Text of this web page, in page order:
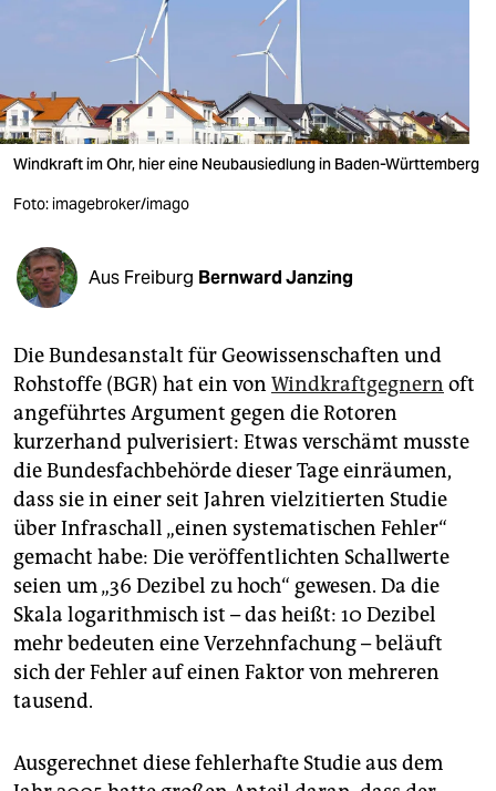
wahrheit
verlag
shop
fragen & hilfe
unterstützen
abo
genossenschaft
epaper login
Windkraft im Ohr, hier eine Neubausiedlung in Baden-Württemberg
Foto: imagebroker/imago
Aus Freiburg Bernward Janzing
Die Bundesanstalt für Geowissenschaften und
Rohstoffe (BGR) hat ein von Windkraftgegnern oft
angeführtes Argument gegen die Rotoren
kurzerhand pulverisiert: Etwas verschämt musste
die Bundesfachbehörde dieser Tage einräumen,
dass sie in einer seit Jahren vielzitierten Studie
über Infraschall „einen systematischen Fehler“
gemacht habe: Die veröffentlichten Schallwerte
seien um „36 Dezibel zu hoch“ gewesen. Da die
Skala logarithmisch ist – das heißt: 10 Dezibel
mehr bedeuten eine Verzehnfachung – beläuft
sich der Fehler auf einen Faktor von mehreren
tausend.
Ausgerechnet diese fehlerhafte Studie aus dem